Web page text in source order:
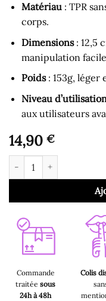
Matériau: TPR
corps.
Dimensions: 12,5
manipulation
Poids: 153g, léger
Niveau
aux utilisateurs
14,90 €
quantité de
Commande
traitée sous
24h à 48h
Colis